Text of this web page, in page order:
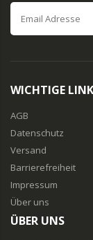
WICHTIGE
AGB
Datenschutz
Versand
Barrierefreiheit
Impressum
Über uns
ÜBER UNS